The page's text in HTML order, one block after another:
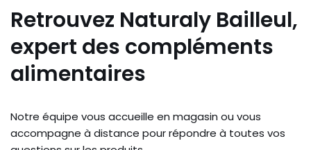
Retrouvez Naturaly Bailleul,
expert des compléments
alimentaires
Notre équipe vous accueille en magasin ou vous
accompagne à distance pour répondre à toutes vos